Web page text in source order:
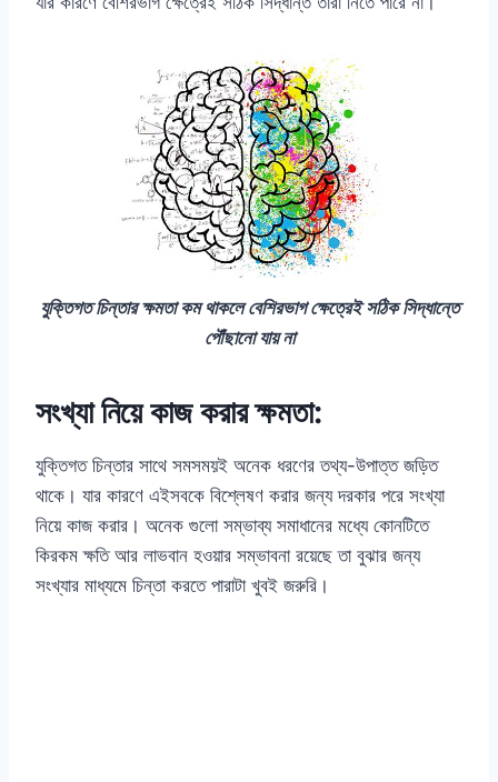
যুক্তিগত চিন্তার ক্ষমতা কম থাকলে বেশিরভাগ ক্ষেত্রেই সঠিক সিদ্ধান্তে
পৌঁছানো যায় না
সংখ্যা নিয়ে কাজ করার ক্ষমতা:
যুক্তিগত চিন্তার সাথে সমসময়ই অনেক ধরণের তথ্য-উপাত্ত জড়িত
থাকে। যার কারণে এইসবকে বিশ্লেষণ করার জন্য দরকার পরে সংখ্যা
নিয়ে কাজ করার। অনেক গুলো সম্ভাব্য সমাধানের মধ্যে কোনটিতে
কিরকম ক্ষতি আর লাভবান হওয়ার সম্ভাবনা রয়েছে তা বুঝার জন্য
সংখ্যার মাধ্যমে চিন্তা করতে পারাটা খুবই জরুরি।